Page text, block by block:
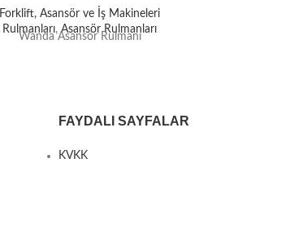
Forklift, Asansör ve İş Makineleri
Rulmanları,Asansör Rulmanları
Wanda Asansör Rulmanı
FAYDALI SAYFALAR
KVKK